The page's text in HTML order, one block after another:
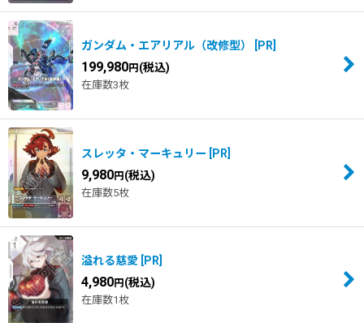
ガンダム・エアリアル（改修型） PR
199,980円 (税込)
在庫数3枚
スレッタ・マーキュリー PR
9,980円 (税込)
在庫数5枚
溢れる慈愛 PR
4,980円 (税込)
在庫数1枚